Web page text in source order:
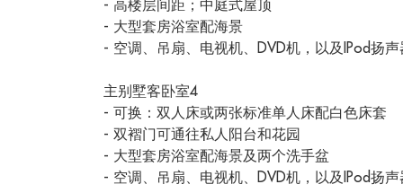
- 高楼层间距；中庭式屋顶
- 大型套房浴室配海景
- 空调、吊扇、电视机、DVD机，以及IPod扬声
主别墅客卧室4
- 可换：双人床或两张标准单人床配白色床套
- 双褶门可通往私人阳台和花园
- 大型套房浴室配海景及两个洗手盆
- 空调、吊扇、电视机、DVD机，以及IPod扬声